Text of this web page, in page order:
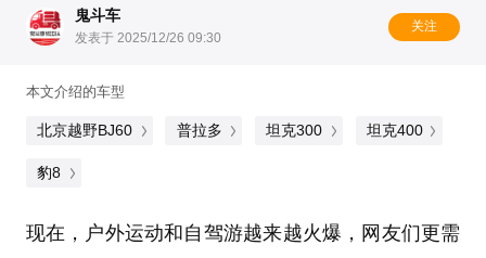
鬼斗车
发表于 2025/12/26 09:30
关注
本文介绍的车型
北京越野BJ60 普拉多 坦克300 坦克400
豹8
现在，户外运动和自驾游越来越火爆，网友们更需